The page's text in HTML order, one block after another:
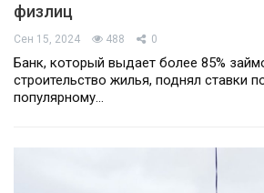
физлиц
Сен 15, 2024 488 0
Банк, который выдает более 85%
строительство жилья, поднял ставки
популярному…